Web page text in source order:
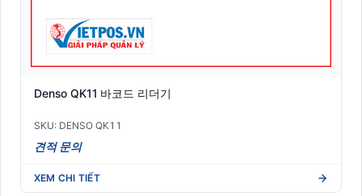
Denso QK11 바코드 리더기
SKU: DENSO QK11
견적 문의
XEM CHI TIẾT